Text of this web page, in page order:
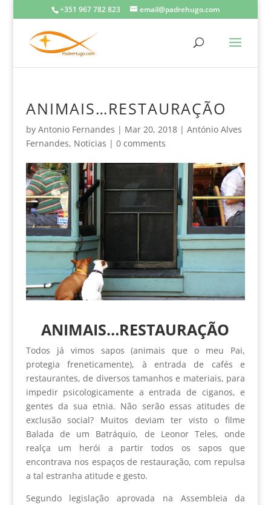
+351 967 782 823 email@padrehugo.com
ANIMAIS…RESTAURAÇÃO
by Antonio Fernandes | Mar 20, 2018| António Alves
Fernandes, Noticias | 0 comments
ANIMAIS…RESTAURAÇÃO
Todos já vimos sapos (animais que o meu Pai,
protegia freneticamente), à entrada de cafés e
restaurantes, de diversos tamanhos e materiais, para
impedir psicologicamente a entrada de ciganos, e
gentes da sua etnia. Não serão essas atitudes de
exclusão social? Muitos deviam ter visto o filme
Balada de um Batráquio, de Leonor Teles, onde
realça um herói a partir todos os sapos que
encontrava nos espaços de restauração, com repulsa
a tal estranha atitude e gesto.
Segundo legislação aprovada na Assembleia da